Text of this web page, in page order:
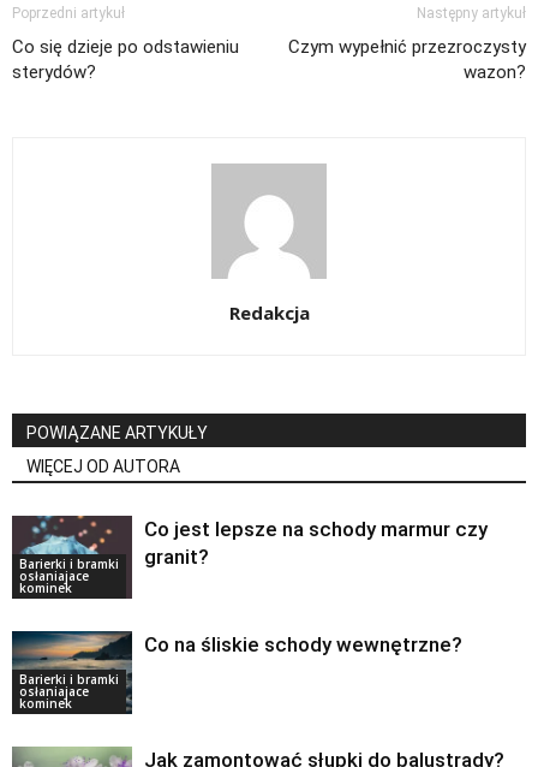
Poprzedni artykuł
Co się dzieje po odstawieniu
sterydów?
Następny artykuł
Czym wypełnić przezroczysty
wazon?
Redakcja
POWIĄZANE ARTYKUŁY
WIĘCEJ OD AUTORA
Barierki i bramki
osłaniajace
kominek
Co jest lepsze na schody marmur czy
granit?
Barierki i bramki
osłaniajace
kominek
Co na śliskie schody wewnętrzne?
Jak zamontować słupki do balustrady?